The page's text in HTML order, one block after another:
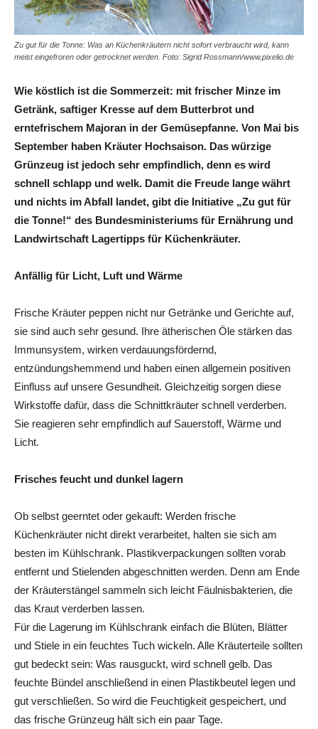
Zu gut für die Tonne: Was an Küchenkräutern nicht sofort verbraucht wird, kann
meist eingefroren oder getrocknet werden. Foto: Sigrid Rossmann/www.pixelio.de
Wie köstlich ist die Sommerzeit: mit frischer Minze im
Getränk, saftiger Kresse auf dem Butterbrot und
erntefrischem Majoran in der Gemüsepfanne. Von Mai bis
September haben Kräuter Hochsaison. Das würzige
Grünzeug ist jedoch sehr empfindlich, denn es wird
schnell schlapp und welk. Damit die Freude lange währt
und nichts im Abfall landet, gibt die Initiative „Zu gut für
die Tonne!“ des Bundesministeriums für Ernährung und
Landwirtschaft Lagertipps für Küchenkräuter.
Anfällig für Licht, Luft und Wärme
Frische Kräuter peppen nicht nur Getränke und Gerichte auf,
sie sind auch sehr gesund. Ihre ätherischen Öle stärken das
Immunsystem, wirken verdauungsfördernd,
entzündungshemmend und haben einen allgemein positiven
Einfluss auf unsere Gesundheit. Gleichzeitig sorgen diese
Wirkstoffe dafür, dass die Schnittkräuter schnell verderben.
Sie reagieren sehr empfindlich auf Sauerstoff, Wärme und
Licht.
Frisches feucht und dunkel lagern
Ob selbst geerntet oder gekauft: Werden frische
Küchenkräuter nicht direkt verarbeitet, halten sie sich am
besten im Kühlschrank. Plastikverpackungen sollten vorab
entfernt und Stielenden abgeschnitten werden. Denn am Ende
der Kräuterstängel sammeln sich leicht Fäulnisbakterien, die
das Kraut verderben lassen.
Für die Lagerung im Kühlschrank einfach die Blüten, Blätter
und Stiele in ein feuchtes Tuch wickeln. Alle Kräuterteile sollten
gut bedeckt sein: Was rausguckt, wird schnell gelb. Das
feuchte Bündel anschließend in einen Plastikbeutel legen und
gut verschließen. So wird die Feuchtigkeit gespeichert, und
das frische Grünzeug hält sich ein paar Tage.